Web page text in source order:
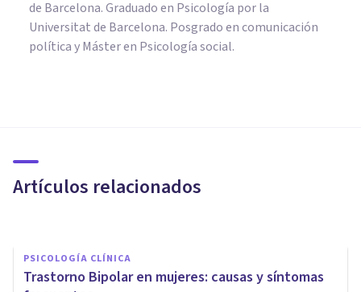
de Barcelona. Graduado en Psicología por la
Universitat de Barcelona. Posgrado en comunicación
política y Máster en Psicología social.
Artículos relacionados
síntomas
PSICOLOGÍA CLÍNICA
Trastorno Bipolar en mujeres: causas y síntomas